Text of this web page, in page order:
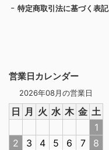
営業日カレンダー
2026年08月の営業日
日 月 火 水 木 金 土
1
2
3 4 5 6 7
8
特定商取引法に基づく表記